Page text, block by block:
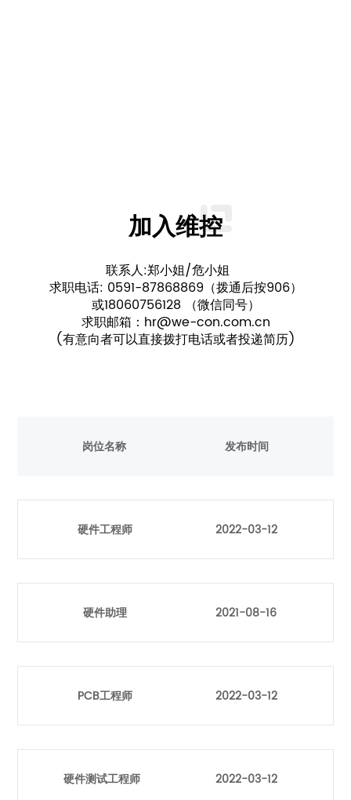
加入维控
联系人:郑小姐/危小姐
求职电话: 0591-87868869（拨通后按906）
或18060756128 （微信同号）
求职邮箱：hr@we-con.com.cn
(有意向者可以直接拨打电话或者投递简历)
岗位名称 发布时间
硬件工程师 2022-03-12
硬件助理 2021-08-16
PCB工程师 2022-03-12
硬件测试工程师 2022-03-12